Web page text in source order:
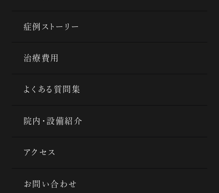
症例ストーリー
治療費用
よくある質問集
院内・設備紹介
アクセス
お問い合わせ